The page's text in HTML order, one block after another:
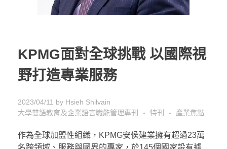
KPMG面對全球挑戰 以國際視
野打造專業服務
2023/04/11 by Hsieh Shilvain
大學雙語教育及企業語言職能管理專刊
特刊 產業焦點
作為全球加盟性組織，KPMG安侯建業擁有超過23萬